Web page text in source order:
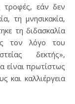
τροφές, εάν δεν
τη μνησικακία,
τη διδασκαλία
τον λόγο του
δεκτής»,
είναι πρωτίστως
και καλλιέργεια